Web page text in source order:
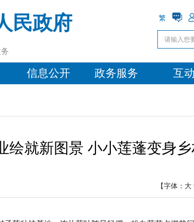
民政府 繁
信息公开 政务服务 互
绘就新图景 小小莲蓬变身乡
【字体： 大